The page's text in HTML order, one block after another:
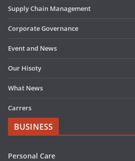
Supply Chain Management
Corporate Governance
Event and News
Our Hisoty
What News
Carrers
BUSINESS
Personal Care